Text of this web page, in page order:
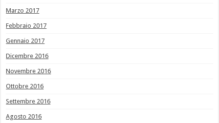
Marzo 2017
Febbraio 2017
Gennaio 2017
Dicembre 2016
Novembre 2016
Ottobre 2016
Settembre 2016
Agosto 2016